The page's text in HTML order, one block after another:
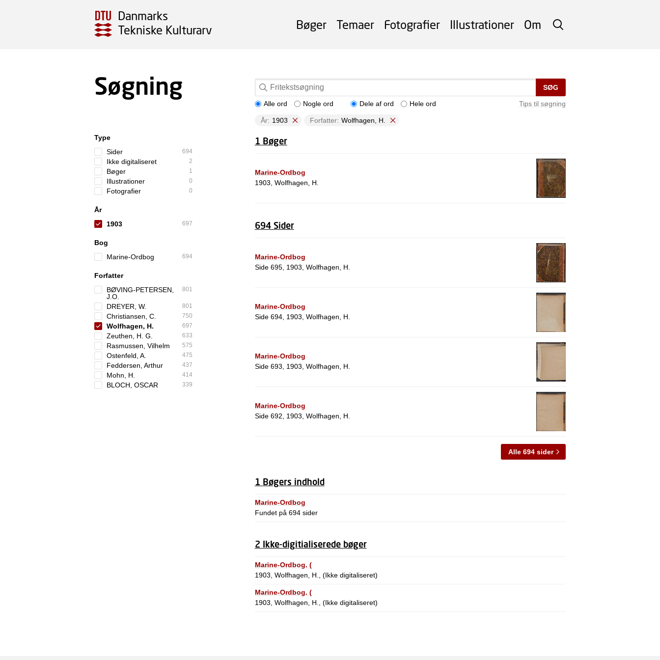
Danmarks
Tekniske Kulturarv
SØG
Bøger Temaer Fotografier Illustrationer Om
Søgning SØG
Tips til søgning
Alle ord Nogle ord Dele af ord Hele ord
År: 1903 Forfatter: Wolfhagen, H.
Type
Sider
694
Ikke digitaliseret 2
Bøger 1
Illustrationer 0
Fotografier 0
År
1903
697
Bog
Marine-Ordbog
694
Forfatter
BØVING-PETERSEN,
J.O.
801
DREYER, W. 801
Christiansen, C. 750
Wolfhagen, H. 697
Zeuthen, H. G. 633
Rasmussen, Vilhelm 575
Ostenfeld, A. 475
Feddersen, Arthur 437
Mohn, H. 414
BLOCH, OSCAR 339
1 Bøger
Marine-Ordbog
1903, Wolfhagen, H.
694 Sider
Marine-Ordbog
Side 695, 1903, Wolfhagen, H.
Marine-Ordbog
Side 694, 1903, Wolfhagen, H.
Marine-Ordbog
Side 693, 1903, Wolfhagen, H.
Marine-Ordbog
Side 692, 1903, Wolfhagen, H.
Alle 694 sider
1 Bøgers indhold
Marine-Ordbog
Fundet på 694 sider
2 Ikke-digitialiserede bøger
Marine-Ordbog. (
1903, Wolfhagen, H., (Ikke digitaliseret)
Marine-Ordbog. (
1903, Wolfhagen, H., (Ikke digitaliseret)